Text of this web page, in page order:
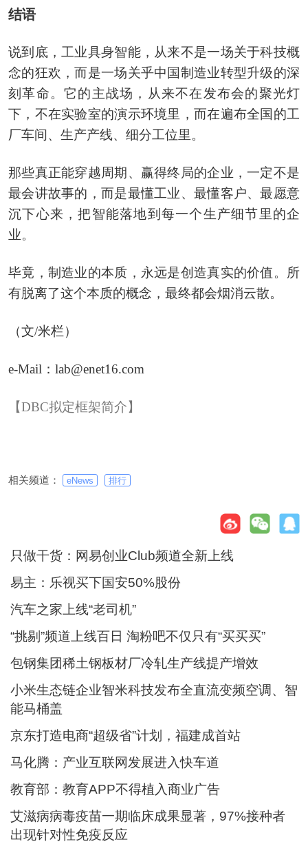
结语
说到底，工业具身智能，从来不是一场关于科技概
念的狂欢，而是一场关乎中国制造业转型升级的深
刻革命。它的主战场，从来不在发布会的聚光灯
下，不在实验室的演示环境里，而在遍布全国的工
厂车间、生产产线、细分工位里。
那些真正能穿越周期、赢得终局的企业，一定不是
最会讲故事的，而是最懂工业、最懂客户、最愿意
沉下心来，把智能落地到每一个生产细节里的企
业。
毕竟，制造业的本质，永远是创造真实的价值。所
有脱离了这个本质的概念，最终都会烟消云散。
（文/米栏）
e-Mail：lab@enet16.com
【DBC拟定框架简介】
相关频道： eNews 排行
只做干货：网易创业Club频道全新上线
易主：乐视买下国安50%股份
汽车之家上线“老司机”
“挑剔”频道上线百日 淘粉吧不仅只有“买买买”
包钢集团稀土钢板材厂冷轧生产线提产增效
小米生态链企业智米科技发布全直流变频空调、智
能马桶盖
京东打造电商“超级省”计划，福建成首站
马化腾：产业互联网发展进入快车道
教育部：教育APP不得植入商业广告
艾滋病病毒疫苗一期临床成果显著，97%接种者
出现针对性免疫反应